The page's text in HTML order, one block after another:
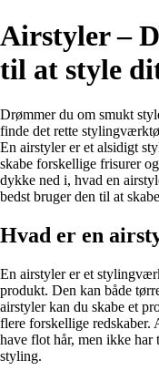
Airstyler –
til at style
Drømmer du om smukt
finde det rette
En airstyler er et alsidigt
skabe forskellige frisurer
dykke ned i, hvad en
bedst bruger den til at
Hvad er en
En airstyler er et
produkt. Den kan både
airstyler kan du skabe et
flere forskellige redskaber.
have flot hår, men ikke
styling.